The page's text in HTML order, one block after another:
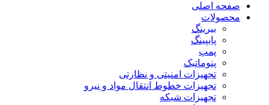
صفحه اصلی
محصولات
بیرینگ
پایپینگ
پمپ
پنوماتیک
تجهیزات امنیتی و نظارتی
تجهیزات خطوط انتقال مواد و نیرو
تجهیزات شبکه